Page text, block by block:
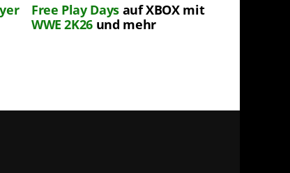
Free Play Daysauf XBOX mit
WWE 2K26 und mehr